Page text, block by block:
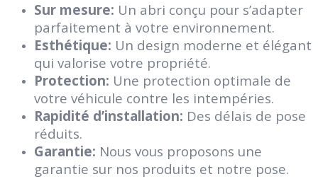
Sur mesure: Un abri conçu pour s’adapter
parfaitement à votre environnement.
Esthétique: Un design moderne et élégant
qui valorise votre propriété.
Protection: Une protection optimale de
votre véhicule contre les intempéries.
Rapidité d’installation: Des délais de pose
réduits.
Garantie: Nous vous proposons une
garantie sur nos produits et notre pose.